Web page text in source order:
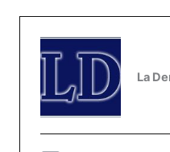
La